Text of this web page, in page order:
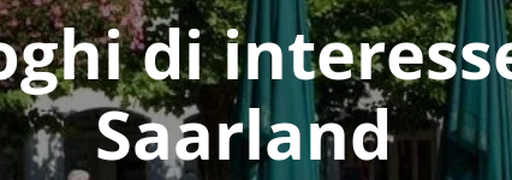
di
Saarland